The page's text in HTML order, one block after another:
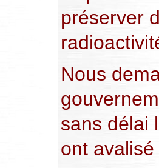
préserver
Nous
sans délai
ont